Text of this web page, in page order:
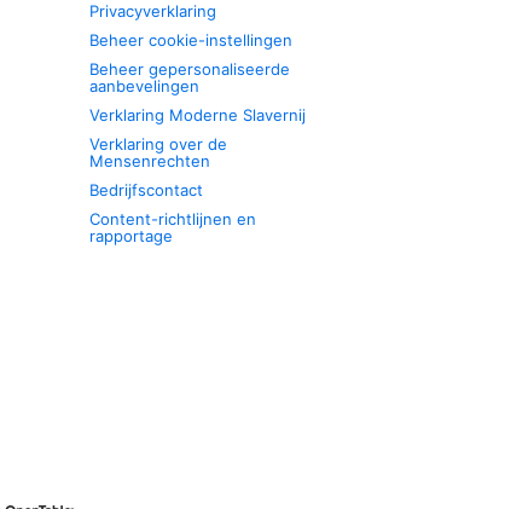
Privacyverklaring
Beheer cookie-instellingen
Beheer gepersonaliseerde
aanbevelingen
Verklaring Moderne Slavernij
Verklaring over de
Mensenrechten
Bedrijfscontact
Content-richtlijnen en
rapportage